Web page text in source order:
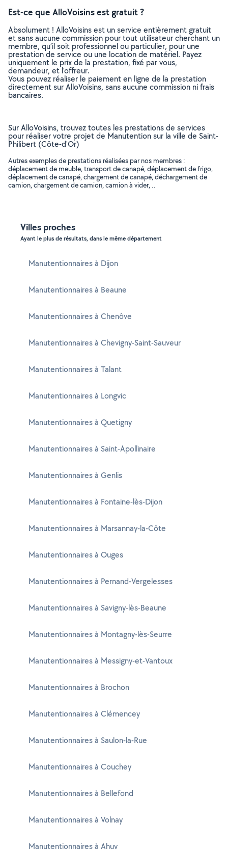
Est-ce que AlloVoisins est gratuit ?
Absolument ! AlloVoisins est un service entièrement gratuit
et sans aucune commission pour tout utilisateur cherchant un
membre, qu’il soit professionnel ou particulier, pour une
prestation de service ou une location de matériel. Payez
uniquement le prix de la prestation, fixé par vous,
demandeur, et l’offreur.
Vous pouvez réaliser le paiement en ligne de la prestation
directement sur AlloVoisins, sans aucune commission ni frais
bancaires.
Sur AlloVoisins, trouvez toutes les prestations de services
pour réaliser votre projet de Manutention sur la ville de Saint-
Philibert (Côte-d'Or)
Autres exemples de prestations réalisées par nos membres :
déplacement de meuble, transport de canapé, déplacement de frigo,
déplacement de canapé, chargement de canapé, déchargement de
camion, chargement de camion, camion à vider, ..
Villes proches
Ayant le plus de résultats, dans le même département
Manutentionnaires à Dijon
Manutentionnaires à Beaune
Manutentionnaires à Chenôve
Manutentionnaires à Chevigny-Saint-Sauveur
Manutentionnaires à Talant
Manutentionnaires à Longvic
Manutentionnaires à Quetigny
Manutentionnaires à Saint-Apollinaire
Manutentionnaires à Genlis
Manutentionnaires à Fontaine-lès-Dijon
Manutentionnaires à Marsannay-la-Côte
Manutentionnaires à Ouges
Manutentionnaires à Pernand-Vergelesses
Manutentionnaires à Savigny-lès-Beaune
Manutentionnaires à Montagny-lès-Seurre
Manutentionnaires à Messigny-et-Vantoux
Manutentionnaires à Brochon
Manutentionnaires à Clémencey
Manutentionnaires à Saulon-la-Rue
Manutentionnaires à Couchey
Manutentionnaires à Bellefond
Manutentionnaires à Volnay
Manutentionnaires à Ahuy